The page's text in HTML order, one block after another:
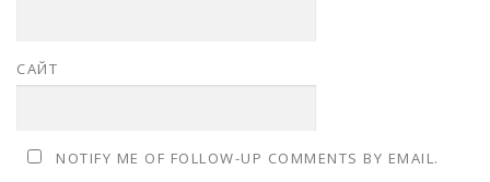
САЙТ
NOTIFY ME OF FOLLOW-UP COMMENTS BY EMAIL.